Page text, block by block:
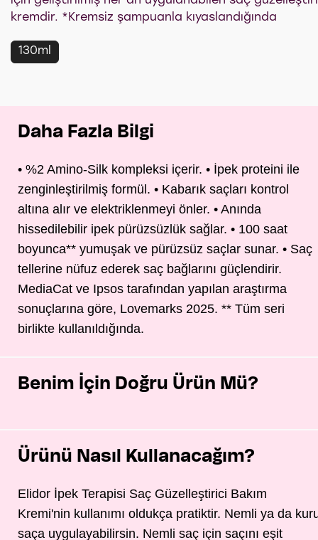
kremdir. *Kremsiz şampuanla kıyaslandığında
130ml
Daha Fazla Bilgi
• %2 Amino-Silk kompleksi içerir. • İpek proteini ile
zenginleştirilmiş formül. • Kabarık saçları kontrol
altına alır ve elektriklenmeyi önler. • Anında
hissedilebilir ipek pürüzsüzlük sağlar. • 100 saat
boyunca** yumuşak ve pürüzsüz saçlar sunar. • Saç
tellerine nüfuz ederek saç bağlarını güçlendirir.
MediaCat ve Ipsos tarafından yapılan araştırma
sonuçlarına göre, Lovemarks 2025. ** Tüm seri
birlikte kullanıldığında.
Benim İçin Doğru Ürün Mü?
Ürünü Nasıl Kullanacağım?
Elidor İpek Terapisi Saç Güzelleştirici Bakım
Kremi'nin kullanımı oldukça pratiktir. Nemli ya da
saça uygulayabilirsin. Nemli saç için saçını eşit